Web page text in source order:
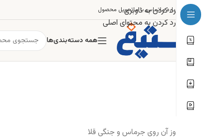
رد کردن به ناوبری
رد کردن به محتوای اصلی
درباره ماتماس با ماتحویل محصول
همه دسته‌بندی‌ها
وز آن روی جرماس و جنگی قلا